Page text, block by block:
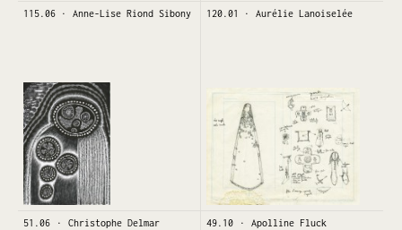
115.06 Anne-Lise Riond Sibony 120.01 Aurélie Lanoiselée
51.06 Christophe Delmar 49.10 Apolline Fluck